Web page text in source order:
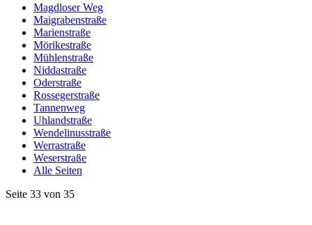
Magdloser Weg
Maigrabenstraße
Marienstraße
Mörikestraße
Mühlenstraße
Niddastraße
Oderstraße
Rossegerstraße
Tannenweg
Uhlandstraße
Wendelinusstraße
Werrastraße
Weserstraße
Alle Seiten
Seite 33 von 35